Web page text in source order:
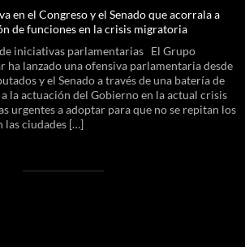
en el Congreso y el Senado que acorrala a
de funciones en la crisis migratoria
iniciativas parlamentarias El Grupo
ha lanzado una ofensiva parlamentaria desde
y el Senado a través de una batería de
la actuación del Gobierno en la actual crisis
urgentes a adoptar para que no se repitan los
las ciudades […]